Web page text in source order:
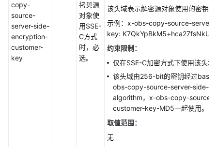
copy-
source-
server-side-
encryption-
customer-
key
拷贝源
对象使
用SSE-
C方式
时，必
选。
该头域表示解密源对象使用的密钥。
示例：x-obs-copy-source-
key:
约束限制：
仅在SSE-C加密方式下使用该头域
该头域由256-bit的密钥经过
obs-copy-source-server-side-
algorithm，x-obs-copy-source-
customer-key-MD5一起使用。
取值范围：
无